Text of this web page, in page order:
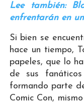
Lee también:
enfrentarán en
Si bien se
hace un tiempo,
papeles, que lo
de sus
formando parte
Comic Con,